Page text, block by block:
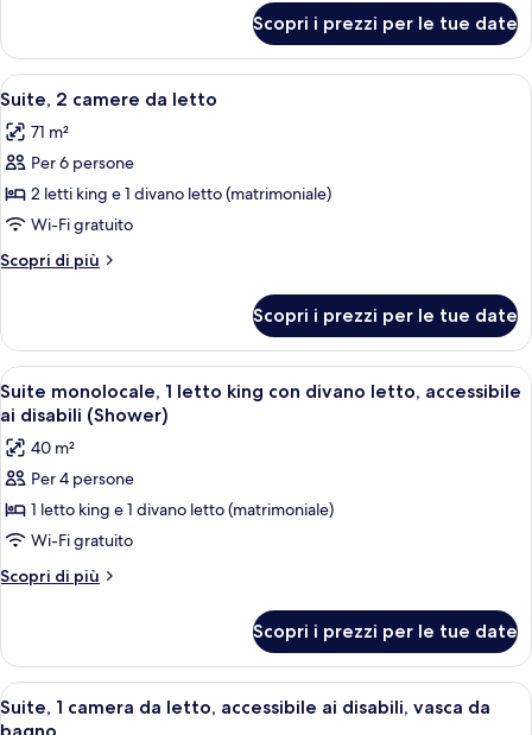
king
con
divano
letto
monolocale,
letto
con
divano
Scopri i prezzi per le tue date
Apri
tutte
le
foto
per
Suite,
2
camere
letto
Un soggiorno moderno con divano,
8
Suite, 2 camere da letto
71 m²
Per 6 persone
2 letti king e 1 divano letto (matrimoniale)
Wi-Fi gratuito
Scopri di più
Altri
2
camere
da
letto
Scopri i prezzi per le tue date
Apri
tutte
le
foto
per
Suite
monolocale,
1
con
divano
letto,
Una moderna camera d'albergo
7
Suite monolocale, 1 letto king con divano letto, accessibile
ai disabili (Shower)
40 m²
Per 4 persone
1 letto king e 1 divano letto (matrimoniale)
Wi-Fi gratuito
Scopri di più
Altri
monolocale,
letto
king
Scopri i prezzi per le tue date
Apri
tutte
Una camera d'albergo con un letto
9
Suite, 1 camera da letto, accessibile ai disabili, vasca da